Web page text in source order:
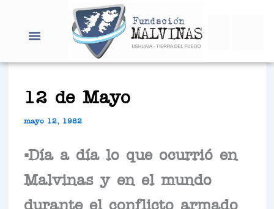
contenido
12 de Mayo
mayo 12, 1982
=Día a día lo que ocurrió en
Malvinas y en el mundo
durante el conflicto armado